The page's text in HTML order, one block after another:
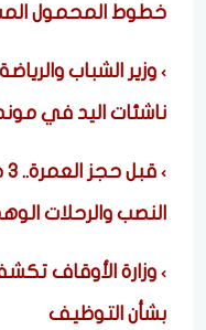
خطوط المحمول
وزير الشباب
ناشئات اليد في
النصب والرحلات
وزارة الأوقاف
بشأن التوظيف